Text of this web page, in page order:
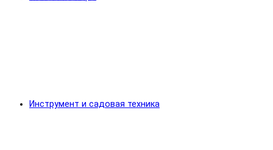
Инструмент и садовая техника